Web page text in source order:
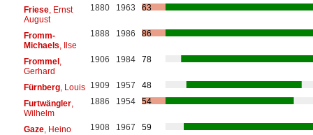
Friese, Ernst
August
1880 1963 63
Fromm-
Michaels , Ilse
1888 1986 86
Frommel,
Gerhard
1906 1984 78
Fürnberg, Louis 1909 1957
48
Furtwängler,
Wilhelm
1886 1954 54
Gaze, Heino 1908 1967
59